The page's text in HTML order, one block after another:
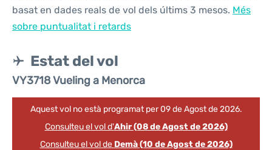
basat en dades reals de vol dels últims 3 mesos. Més
sobre puntualitat i retards
Estat del vol
VY3718 Vueling a Menorca
Aquest vol no està programat per 09 de Agost de 2026.
Consulteu el vol d'Ahir (08 de Agost de 2026)
Consulteu el vol de Demà (10 de Agost de 2026)